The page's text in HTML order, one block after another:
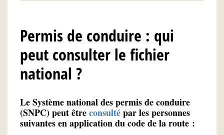
Permis de conduire : qui
peut consulter le fichier
national ?
Le Système national des permis de conduire
(SNPC) peut êtreconsultépar les personnes
suivantes en application du code de la route :